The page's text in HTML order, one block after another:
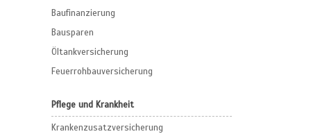
Baufinanzierung
Bausparen
Öltankversicherung
Feuerrohbauversicherung
Pflege und Krankheit
Krankenzusatzversicherung